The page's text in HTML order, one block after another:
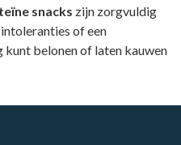
snacks zijn zorgvuldig
of een
kunt belonen of laten kauwen